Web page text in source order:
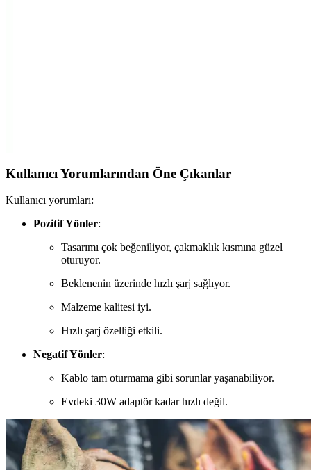
Kullanıcı Yorumlarından Öne Çıkanlar
Kullanıcı yorumları:
Pozitif Yönler:
Tasarımı çok beğeniliyor, çakmaklık kısmına güzel
oturuyor.
Beklenenin üzerinde hızlı şarj sağlıyor.
Malzeme kalitesi iyi.
Hızlı şarj özelliği etkili.
Negatif Yönler:
Kablo tam oturmama gibi sorunlar yaşanabiliyor.
Evdeki 30W adaptör kadar hızlı değil.